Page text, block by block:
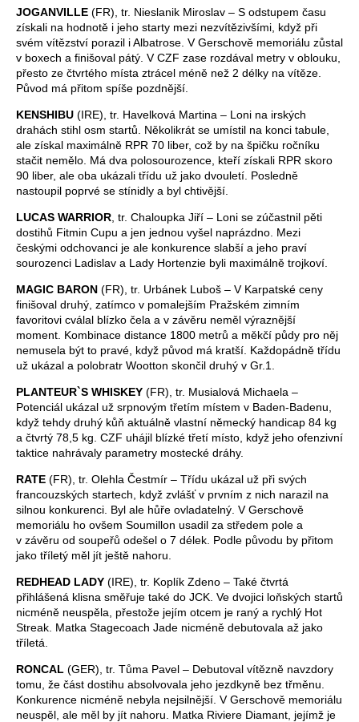
JOGANVILLE (FR), tr. Nieslanik Miroslav – S odstupem času
získali na hodnotě i jeho starty mezi nezvítězivšími, když při
svém vítězství porazil i Albatrose. V Gerschově memoriálu zůstal
v boxech a finišoval pátý. V CZF zase rozdával metry v oblouku,
přesto ze čtvrtého místa ztrácel méně než 2 délky na vítěze.
Původ má přitom spíše pozdnější.
KENSHIBU (IRE), tr. Havelková Martina – Loni na irských
drahách stihl osm startů. Několikrát se umístil na konci tabule,
ale získal maximálně RPR 70 liber, což by na špičku ročníku
stačit nemělo. Má dva polosourozence, kteří získali RPR skoro
90 liber, ale oba ukázali třídu už jako dvouletí. Posledně
nastoupil poprvé se stínidly a byl chtivější.
LUCAS WARRIOR , tr. Chaloupka Jiří – Loni se zúčastnil pěti
dostihů Fitmin Cupu a jen jednou vyšel naprázdno. Mezi
českými odchovanci je ale konkurence slabší a jeho praví
sourozenci Ladislav a Lady Hortenzie byli maximálně trojkoví.
MAGIC BARON (FR), tr. Urbánek Luboš – V Karpatské ceny
finišoval druhý, zatímco v pomalejším Pražském zimním
favoritovi cválal blízko čela a v závěru neměl výraznější
moment. Kombinace distance 1800 metrů a měkčí půdy pro něj
nemusela být to pravé, když původ má kratší. Každopádně třídu
už ukázal a polobratr Wootton skončil druhý v Gr.1.
PLANTEUR`S WHISKEY (FR), tr. Musialová Michaela –
Potenciál ukázal už srpnovým třetím místem v Baden-Badenu,
když tehdy druhý kůň aktuálně vlastní německý handicap 84 kg
a čtvrtý 78,5 kg. CZF uhájil blízké třetí místo, když jeho ofenzivní
taktice nahrávaly parametry mostecké dráhy.
RATE (FR), tr. Olehla Čestmír – Třídu ukázal už při svých
francouzských startech, když zvlášť v prvním z nich narazil na
silnou konkurenci. Byl ale hůře ovladatelný. V Gerschově
memoriálu ho ovšem Soumillon usadil za středem pole a
v závěru od soupeřů odešel o 7 délek. Podle původu by přitom
jako tříletý měl jít ještě nahoru.
REDHEAD LADY (IRE), tr. Koplík Zdeno – Také čtvrtá
přihlášená klisna směřuje také do JCK. Ve dvojici loňských startů
nicméně neuspěla, přestože jejím otcem je raný a rychlý Hot
Streak. Matka Stagecoach Jade nicméně debutovala až jako
tříletá.
RONCAL (GER), tr. Tůma Pavel – Debutoval vítězně navzdory
tomu, že část dostihu absolvovala jeho jezdkyně bez třměnu.
Konkurence nicméně nebyla nejsilnější. V Gerschově memoriálu
neuspěl, ale měl by jít nahoru. Matka Riviere Diamant, jejímž je